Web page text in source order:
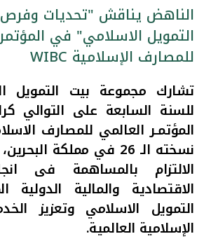
ماليزيا
تركيا
مصر
المملكة المتحدة
مملكة البحرين
الناهض يناقش "تحديات
التمويل الاسلامي" في
للمصارف الإسلامية WIBC
تشارك مجموعة بيت التمويل
للسنة السابعة على التوالي
المؤتمـر العالمي للمصارف
نسخته الـ 26 في مملكة
الالتزام بالمساهمة فى
الاقتصادية والمالية الدولية
التمويل الاسلامي وتعزيز
الإسلامية العالمية.